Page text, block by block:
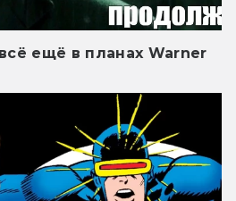
ещё в планах Warner